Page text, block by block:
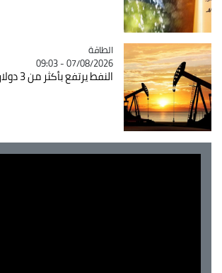
Catégorie
الطاقة
07/08/2026 - 09:03
النفط يرتفع بأكثر من 3 دولارات عند التسوية